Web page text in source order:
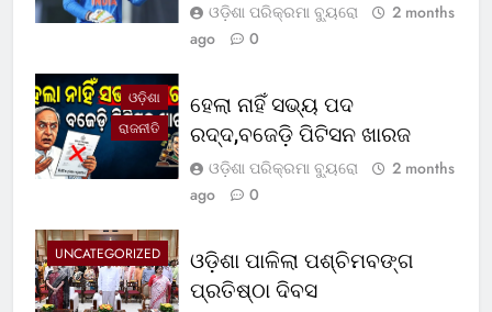
ଓଡ଼ିଶା ପରିକ୍ରମା ବ୍ୟୁରୋ
2 months
ago
0
ଓଡ଼ିଶା
ରାଜନୀତି
ହେଲା ନାହିଁ ସଭ୍ୟ ପଦ
ରଦ୍ଦ,ବଜେଡ଼ି ପିଟିସନ ଖାରଜ
ଓଡ଼ିଶା ପରିକ୍ରମା ବ୍ୟୁରୋ
2 months
ago
0
UNCATEGORIZED
ଓଡ଼ିଶା ପାଳିଲା ପଶ୍ଚିମବଙ୍ଗ
ପ୍ରତିଷ୍ଠା ଦିବସ